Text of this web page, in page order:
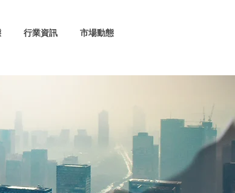
行業資訊 市場動態